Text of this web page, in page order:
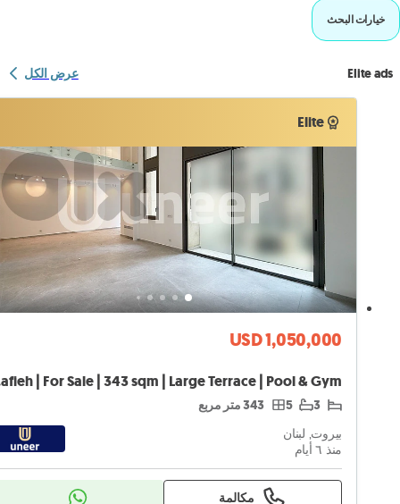
خيارات البحث
Elite ads عرض الكل
Elite
موثق
Elite
USD 1,050,000
3
5 343 متر مربع
بيروت, لبنان
منذ ٦ أيام
مكالمة